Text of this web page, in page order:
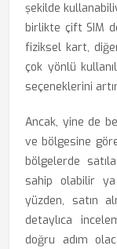
şekilde
birlikte çift SIM
fiziksel kart,
çok yönlü
seçeneklerini
Ancak, yine de
ve bölgesine
bölgelerde
sahip olabilir
yüzden, satın
detaylıca
doğru adım